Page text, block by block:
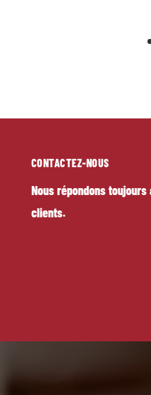
CONTACTEZ-NOUS
Nous répondons toujours
clients.